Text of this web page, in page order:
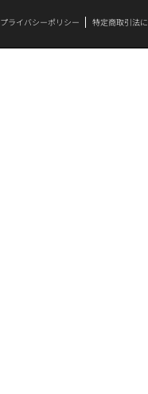
プライバシーポリシー 特定商取引法